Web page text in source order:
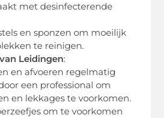
met desinfecterende
en sponzen om moeilijk
te reinigen.
Leidingen:
en afvoeren regelmatig
een professional om
en lekkages te voorkomen.
om te voorkomen